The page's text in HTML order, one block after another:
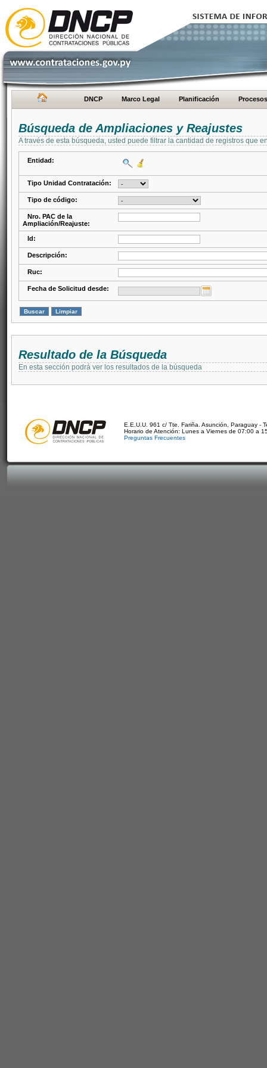
DNCP Marco Legal Planificación Procesos
Búsqueda de Ampliaciones y Reajustes
A través de esta búsqueda, usted puede filtrar la cantidad de registros que
Entidad:
Tipo Unidad Contratación:
Tipo de código:
Nro. PAC de la
Ampliación/Reajuste:
Id:
Descripción:
Ruc:
Fecha de Solicitud desde:
Resultado de la Búsqueda
En esta sección podrá ver los resultados de la búsqueda
E.E.U.U. 961 c/ Tte. Fariña. Asunción, Paraguay -
Horario de Atención: Lunes a Viernes de 07:00 a
Preguntas Frecuentes